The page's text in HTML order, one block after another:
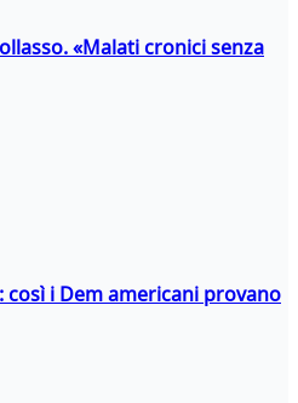
«Malati cronici senza
i Dem americani provano